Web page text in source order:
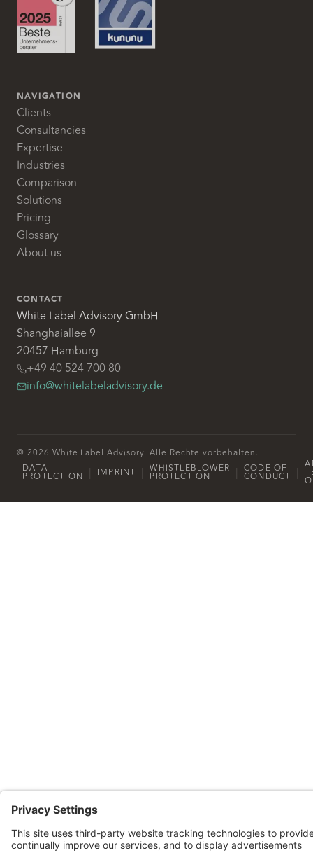
NAVIGATION
Clients
Consultancies
Expertise
Industries
Comparison
Solutions
Pricing
Glossary
About us
CONTACT
White Label Advisory GmbH
Shanghaiallee 9
20457 Hamburg
+49 40 524 700 80
info@whitelabeladvisory.de
© 2026 White Label Advisory. Alle Rechte vorbehalten.
DATA
PROTECTION IMPRINT WHISTLEBLOWER
PROTECTION
CODE OF
CONDUCT